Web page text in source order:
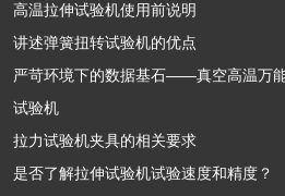
高温拉伸试验机使用前说明
讲述弹簧扭转试验机的优点
严苛环境下的数据基石——真空高温万
试验机
拉力试验机夹具的相关要求
是否了解拉伸试验机试验速度和精度？